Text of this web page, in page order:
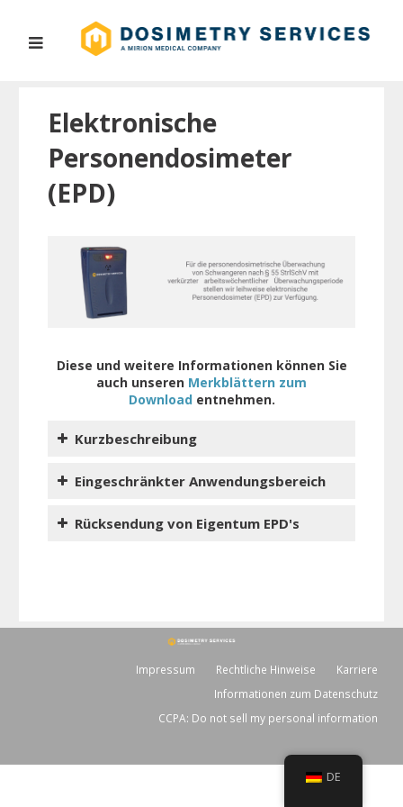
Elektronische
Personendosimeter
(EPD)
Diese und weitere Informationen können Sie
auch unseren Merkblättern zum
Downloadentnehmen.
Kurzbeschreibung
Eingeschränkter Anwendungsbereich
Rücksendung von Eigentum EPD's
Impressum Rechtliche Hinweise
Karriere
Informationen zum Datenschutz
CCPA: Do not sell my personal information
DE